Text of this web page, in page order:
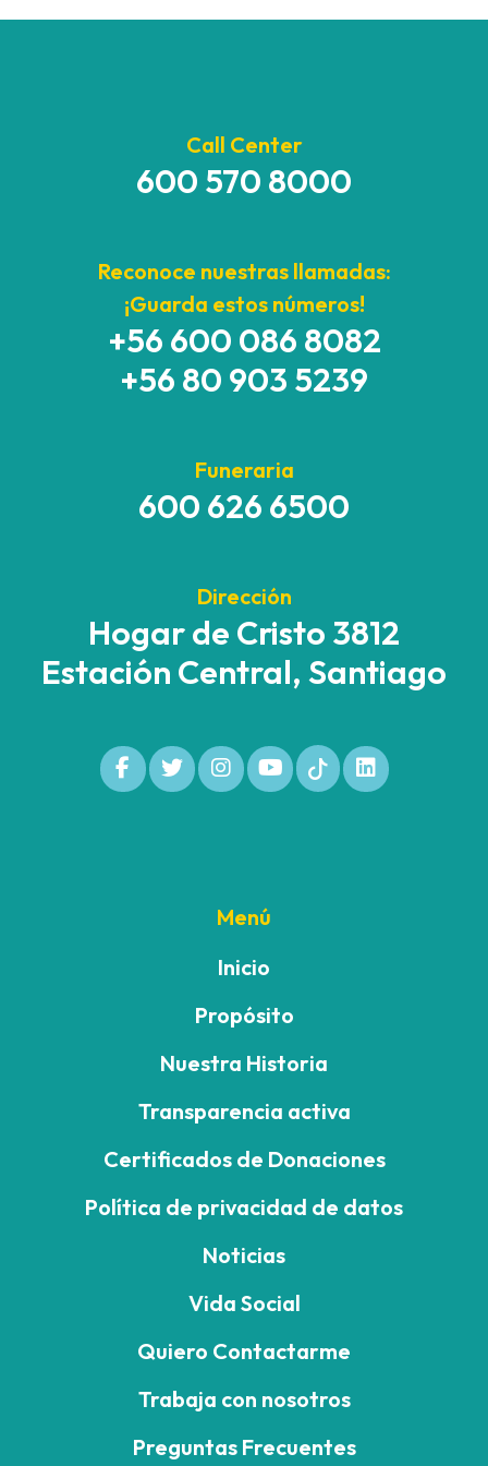
Call Center
600 570 8000
Reconoce nuestras llamadas:
¡Guarda estos números!
+56 600 086 8082
+56 80 903 5239
Funeraria
600 626 6500
Dirección
Hogar de Cristo 3812
Estación Central, Santiago
Menú
Inicio
Propósito
Nuestra Historia
Transparencia activa
Certificados de Donaciones
Política de privacidad de datos
Noticias
Vida Social
Quiero Contactarme
Trabaja con nosotros
Preguntas Frecuentes